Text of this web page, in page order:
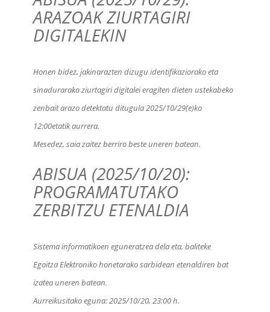
ARAZOAK ZIURTAGIRI
DIGITALEKIN
Honen bidez, jakinarazten dizugu identifikaziorako eta
sinadurarako ziurtagiri digitalei eragiten dieten ustekabeko
zenbait arazo detektatu ditugula 2025/10/29(e)ko
12:00etatik aurrera.
Mesedez, saia zaitez berriro beste uneren batean.
ABISUA (2025/10/20):
PROGRAMATUTAKO
ZERBITZU ETENALDIA
Sistema informatikoen eguneratzea dela eta, baliteke
Egoitza Elektroniko honetarako sarbidean etenaldiren bat
izatea uneren batean.
Aurreikusitako eguna:2025/10/20, 23:00 h.